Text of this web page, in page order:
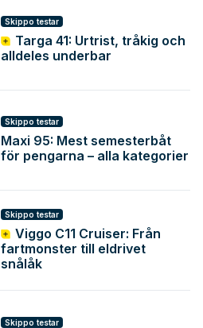
Skippo testar
Targa 41: Urtrist, tråkig och
alldeles underbar
Skippo testar
Maxi 95: Mest semesterbåt
för pengarna – alla kategorier
Skippo testar
Viggo C11 Cruiser: Från
fartmonster till eldrivet
snålåk
Skippo testar